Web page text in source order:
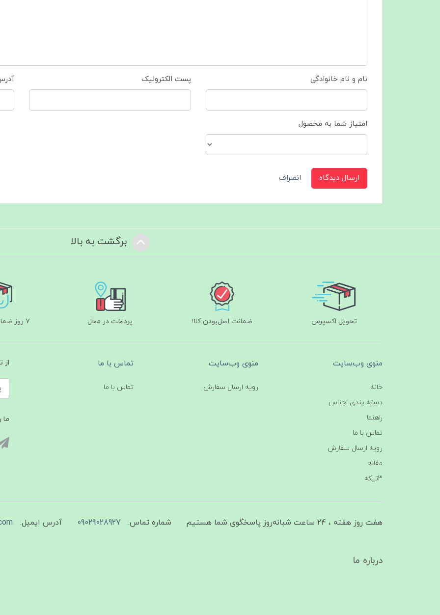
نام و نام خانوادگی پست الکترونیک
امتیاز شما به محصول
ارسال دیدگاه انصراف
برگشت به بالا
تحویل اکسپرس ضمانت اصل‌بودن کالا پرداخت در محل ۷ روز ضمانت بازگشت
منوی وب‌سایت
خانه
دسته بندی اجناس
راهنما
تماس با ما
رویه ارسال سفارش
مقاله
3تیکه
منوی وب‌سایت
رویه ارسال سفارش
تماس با ما
تماس با ما
از
ما
هفت روز هفته ، ۲۴ ساعت شبانه‌روز پاسخگوی شما هستیم شماره تماس: 09029028927 آدرس ایمیل:
درباره ما